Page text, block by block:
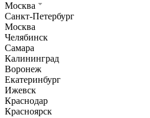
Москва
Санкт-Петербург
Москва
Челябинск
Самара
Калининград
Воронеж
Екатеринбург
Ижевск
Краснодар
Красноярск